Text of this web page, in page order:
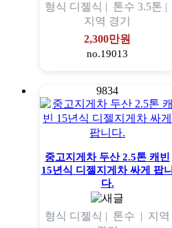
형식 디젤식 | 톤수 3.5톤 |
지역 경기
2,300만원
no.19013
9834
중고지게차 두산 2.5톤 캐빈
15년식 디젤지게차 싸게 팝니
다.
형식 디젤식 | 톤수 | 지역